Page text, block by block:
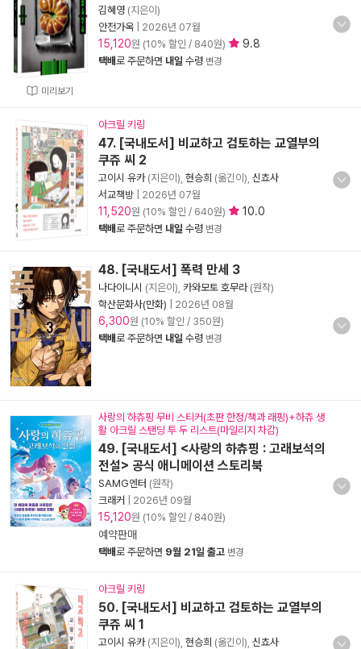
미리보기
김혜영 (지은이)
안전가옥
2026년 07월
15,120원 (10% 할인 / 840원) 9.8
택배로 주문하면 내일 수령 변경
아크릴 키링
47. [국내도서] 비교하고 검토하는 교열부의
쿠쥬 씨 2
고이시 유카(지은이), 현승희 (옮긴이), 신쵸사
서교책방
2026년 07월
11,520원 (10% 할인 / 640원) 10.0
택배로 주문하면 내일 수령 변경
48. [국내도서] 폭력 만세 3
나다이니시 (지은이), 카와모토 호무라(원작)
학산문화사(만화)
2026년 08월
6,300원 (10% 할인 / 350원)
택배로 주문하면 내일 수령 변경
사랑의 하츄핑 무비 스티커(초판 한정/책과 래핑)+하츄 생
활 아크릴 스탠딩 투 두 리스트(마일리지 차감)
49. [국내도서] <사랑의 하츄핑 : 고래보석의
전설> 공식 애니메이션 스토리북
SAMG엔터 (원작)
크래커
2026년 09월
15,120원 (10% 할인 / 840원)
예약판매
택배로 주문하면 9월 21일 출고 변경
아크릴 키링
50. [국내도서] 비교하고 검토하는 교열부의
쿠쥬 씨 1
고이시 유카(지은이), 현승희 (옮긴이), 신쵸사